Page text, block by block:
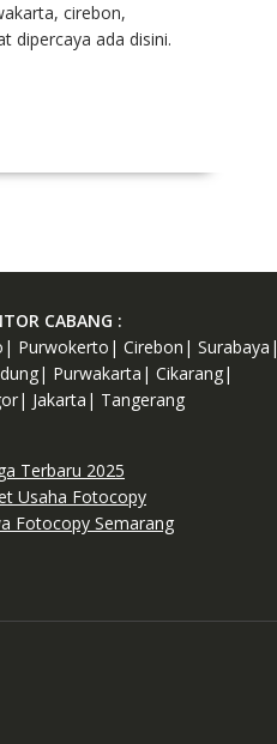
cirebon,
dipercaya ada disini.
CABANG :
Purwokerto| Cirebon| Surabaya|
Purwakarta| Cikarang|
Jakarta| Tangerang
Terbaru 2025
Usaha Fotocopy
Fotocopy Semarang